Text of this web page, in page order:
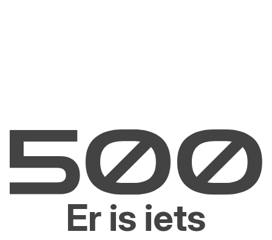
Er is iets